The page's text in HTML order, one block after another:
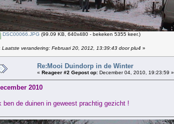
DSC00066.JPG (99.09 KB, 640x480 - bekeken 5355 keer.)
Laatste verandering: Februari 20, 2012, 13:39:43 door plu4 »
Re:Mooi Duindorp in de Winter
« Reageer #2 Gepost op: December 04, 2010, 19:23:59 »
2010
ben de duinen in geweest prachtig gezicht !